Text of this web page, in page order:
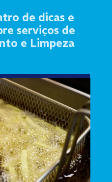
de dicas e
serviços de
e Limpeza